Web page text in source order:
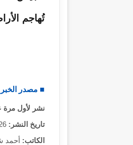
تُهاجم
■ مصدر الخبر
نشر لأول مرة
تاريخ النشر:
الكاتب: أحمد